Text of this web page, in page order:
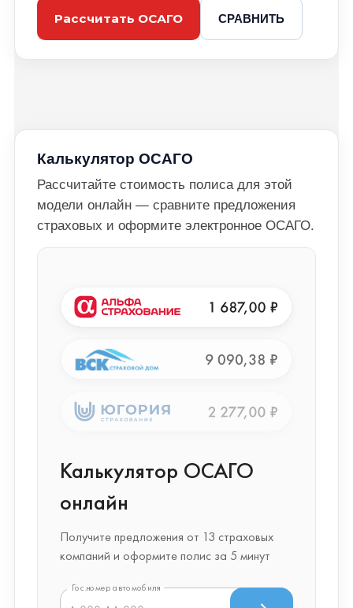
Рассчитать ОСАГО СРАВНИТЬ
Калькулятор ОСАГО
Рассчитайте стоимость полиса для этой
модели онлайн — сравните предложения
страховых и оформите электронное ОСАГО.